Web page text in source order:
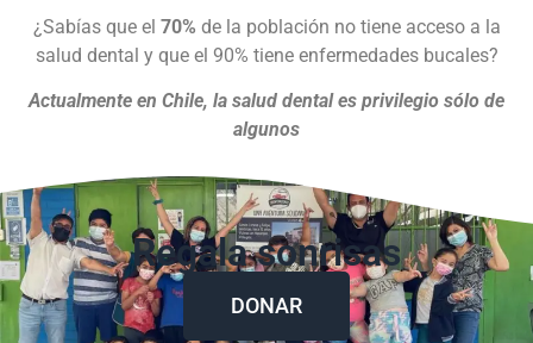
¿Sabías que el 70% de la población no tiene acceso a la
salud dental y que el 90% tiene enfermedades bucales?
Actualmente en Chile, la salud dental es privilegio sólo de
algunos
Regala sonrisas
DONAR